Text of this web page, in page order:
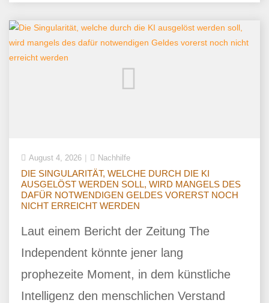
August 4, 2026 Nachhilfe
DIE SINGULARITÄT, WELCHE DURCH DIE KI
AUSGELÖST WERDEN SOLL, WIRD MANGELS DES
DAFÜR NOTWENDIGEN GELDES VORERST NOCH
NICHT ERREICHT WERDEN
Laut einem Bericht der Zeitung The
Independent könnte jener lang
prophezeite Moment, in dem künstliche
Intelligenz den menschlichen Verstand